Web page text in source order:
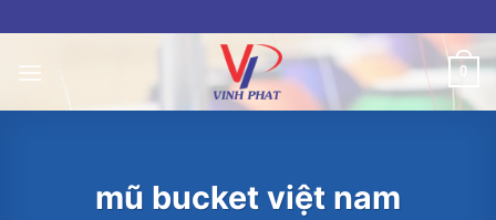
to
content
0
mũ bucket việt nam